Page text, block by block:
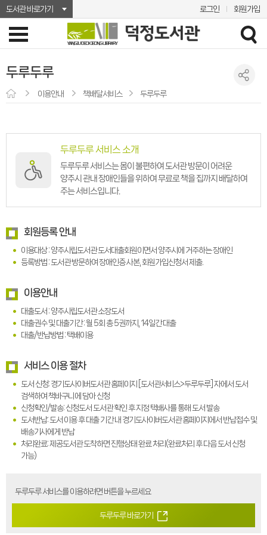
도서관 바로가기 로그인 회원가입
두루두루
이용안내 책배달서비스 두루두루
두루두루 서비스 소개
두루두루 서비스는 몸이 불편하여 도서관 방문이 어려운
양주시 관내 장애인들을 위하여 무료로 책을 집까지 배달하여
주는 서비스입니다.
회원등록 안내
이용대상 : 양주시립도서관 도서대출회원이면서 양주시에 거주하는 장애인
등록방법 : 도서관 방문하여 장애인증 사본, 회원가입신청서 제출.
이용안내
대출도서 : 양주시립도서관 소장도서
대출권수 및 대출기간 : 월 5회 총 5권까지, 14일간 대출
대출/반납방법 : 택배이용
서비스 이용 절차
도서 신청: 경기도사이버도서관 홈페이지 [도서관서비스>두루두루] 자에서 도서
검색하여 책바구니에 담아 신청
신청확인/발송: 신청도서 도서관 확인 후 지정 택배사를 통해 도서 발송
도서반납: 도서 이용 후 대출 기간 내 경기도사이버도서관 홈페이지에서 반납접수 및
배송기사에게 반납
처리완료: 제공도서관 도착하면 진행상태 완료 처리(완료처리 후 다음 도서 신청
가능)
두루두루 서비스를 이용하려면 버튼을 누르세요
두루두루 바로가기